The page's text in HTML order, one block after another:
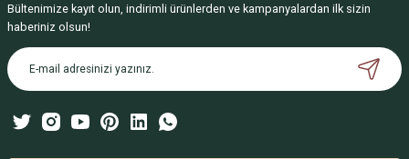
Bültenimize kayıt olun, indirimli ürünlerden ve kampanyalardan ilk sizin
haberiniz olsun!